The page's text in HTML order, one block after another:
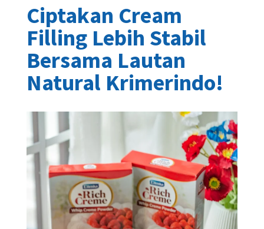
Ciptakan Cream
Filling Lebih Stabil
Bersama Lautan
Natural Krimerindo!